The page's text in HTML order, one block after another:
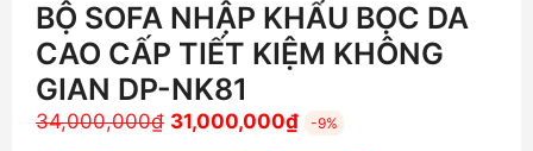
BỘ SOFA NHẬP KHẨU BỌC DA
CAO CẤP TIẾT KIỆM KHÔNG
GIAN DP-NK81
34,000,000₫ Giá
31,000,000₫Giá
-9%